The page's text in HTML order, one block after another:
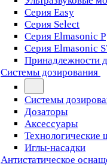
Серия Easy
Серия Select
Серия Elmasonic P
Серия Elmasonic
Принадлежности
Системы дозирования
Системы
Дозаторы
Аксессуары
Технологические
Иглы-насадки
Антистатическое